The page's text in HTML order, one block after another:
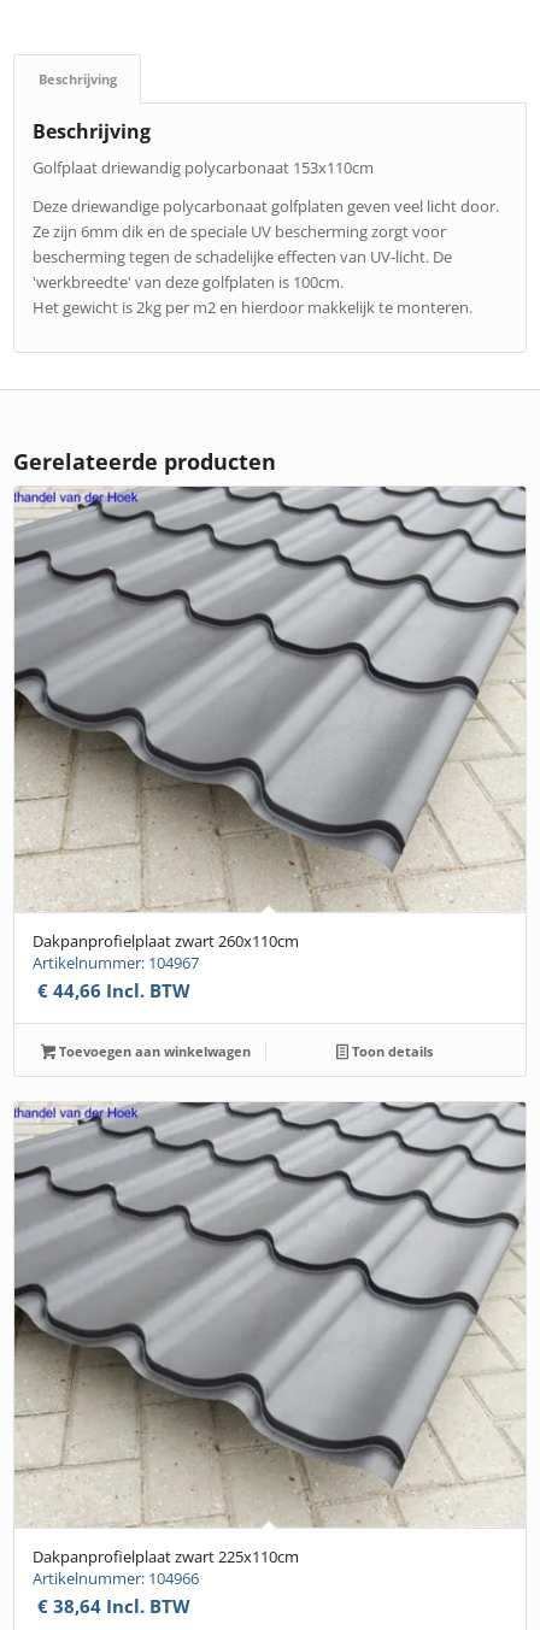
Beschrijving
Beschrijving
Golfplaat driewandig polycarbonaat 153x110cm
Deze driewandige polycarbonaat golfplaten geven veel licht door.
Ze zijn 6mm dik en de speciale UV bescherming zorgt voor
bescherming tegen de schadelijke effecten van UV-licht. De
'werkbreedte' van deze golfplaten is 100cm.
Het gewicht is 2kg per m2 en hierdoor makkelijk te monteren.
Gerelateerde producten
Dakpanprofielplaat zwart 260x110cm
Artikelnummer: 104967
€ 44,66 Incl. BTW
Toevoegen aan winkelwagen Toon details
Dakpanprofielplaat zwart 225x110cm
Artikelnummer: 104966
€ 38,64 Incl. BTW